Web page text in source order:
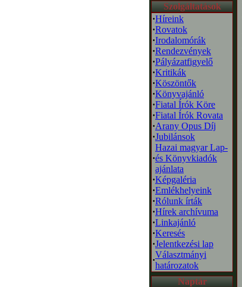
Szolgáltatások
·Híreink
·Rovatok
·Irodalomórák
·Rendezvények
·Pályázatfigyelő
·Kritikák
·Köszöntők
·Könyvajánló
·Fiatal Írók Köre
·Fiatal Írók Rovata
·Arany Opus Díj
·Jubilánsok
·
Hazai magyar Lap-
és Könyvkiadók
ajánlata
·Képgaléria
·Emlékhelyeink
·Rólunk írták
·Hírek archívuma
·Linkajánló
·Keresés
·Jelentkezési lap
·
Választmányi
határozatok
Naptár